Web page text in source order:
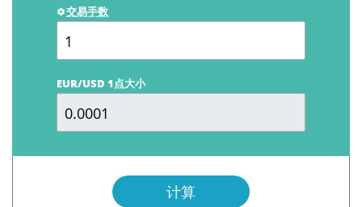
交易手数
EUR/USD 1点大小
计算